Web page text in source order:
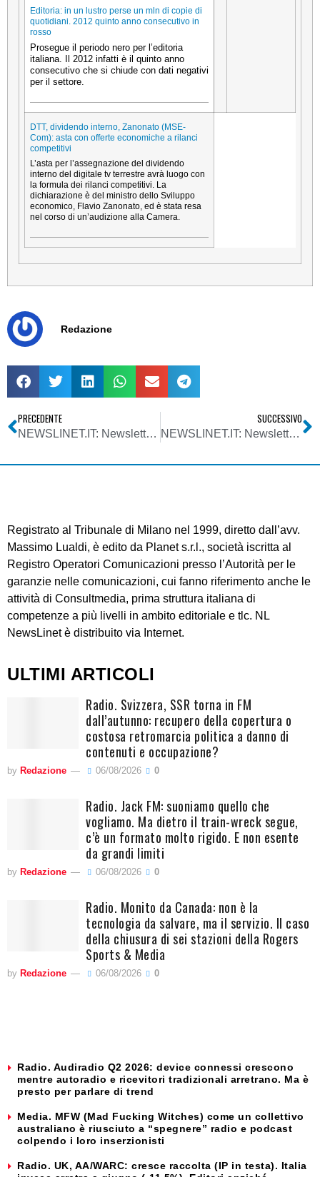
Editoria: in un lustro perse un mln di copie di
quotidiani. 2012 quinto anno consecutivo in
rosso
Prosegue il periodo nero per l’editoria
italiana. Il 2012 infatti è il quinto anno
consecutivo che si chiude con dati negativi
per il settore.
DTT, dividendo interno, Zanonato (MSE-
Com): asta con offerte economiche a rilanci
competitivi
L’asta per l’assegnazione del dividendo
interno del digitale tv terrestre avrà luogo con
la formula dei rilanci competitivi. La
dichiarazione è del ministro dello Sviluppo
economico, Flavio Zanonato, ed è stata resa
nel corso di un’audizione alla Camera.
Redazione
PRECEDENTE
NEWSLINET.IT: Newsletter n. 708 del 05/06/2013
SUCCESSIVO
NEWSLINET.IT: Newsletter n. 709 del 12/06/2013
Registrato al Tribunale di Milano nel 1999, diretto dall’avv.
Massimo Lualdi, è edito da Planet s.r.l., società iscritta al
Registro Operatori Comunicazioni presso l’Autorità per le
garanzie nelle comunicazioni, cui fanno riferimento anche le
attività di Consultmedia, prima struttura italiana di
competenze a più livelli in ambito editoriale e tlc. NL
NewsLinet è distribuito via Internet.
ULTIMI ARTICOLI
Radio. Svizzera, SSR torna in FM
dall’autunno: recupero della copertura o
costosa retromarcia politica a danno di
contenuti e occupazione?
by Redazione 06/08/2026 0
Radio. Jack FM: suoniamo quello che
vogliamo. Ma dietro il train-wreck segue,
c’è un formato molto rigido. E non esente
da grandi limiti
by Redazione 06/08/2026 0
Radio. Monito da Canada: non è la
tecnologia da salvare, ma il servizio. Il caso
della chiusura di sei stazioni della Rogers
Sports & Media
by Redazione 06/08/2026 0
Radio. Audiradio Q2 2026: device connessi crescono
mentre autoradio e ricevitori tradizionali arretrano. Ma è
presto per parlare di trend
Media. MFW (Mad Fucking Witches) come un collettivo
australiano è riusciuto a “spegnere” radio e podcast
colpendo i loro inserzionisti
Radio. UK, AA/WARC: cresce raccolta (IP in testa). Italia